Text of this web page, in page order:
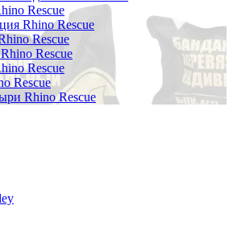
Rescue
Rhino Rescue
Rescue
Rescue
Rescue
Rescue
Rhino Rescue